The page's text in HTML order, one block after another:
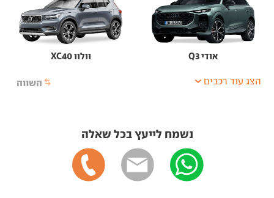
אודי Q3 וולוו XC40
השווה הצג עוד רכבים
נשמח לייעץ בכל שאלה